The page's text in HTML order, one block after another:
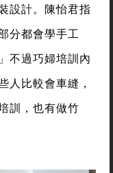
設計。陳怡君指
分都會學手工
不過巧婦培訓內
人比較會車縫，
訓，也有做竹